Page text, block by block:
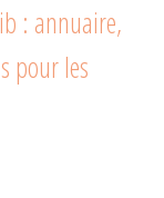
: annuaire,
pour les